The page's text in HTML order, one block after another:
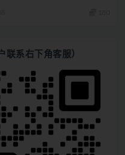
联系右下角客服）